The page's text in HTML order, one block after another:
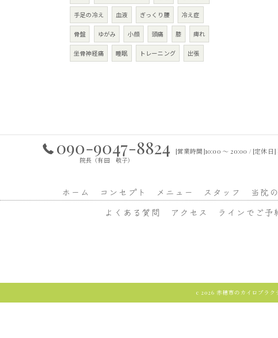
手足の冷え 血液 ぎっくり腰 冷え症
骨盤 ゆがみ 小顔 頭痛 膝 痺れ
坐骨神経痛 睡眠 トレーニング 出張
090-9047-8824
院長（有田 敬子）
[営業時間]10:00 〜 20:00 / [定休日]
ホーム コンセプト メニュー スタッフ 当院
よくある質問
アクセス ラインでご予
c 2026 赤穂市のカイロプラク